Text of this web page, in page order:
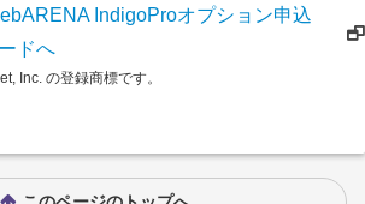
IndigoProオプション申込
ドへ
Inc. の登録商標です。